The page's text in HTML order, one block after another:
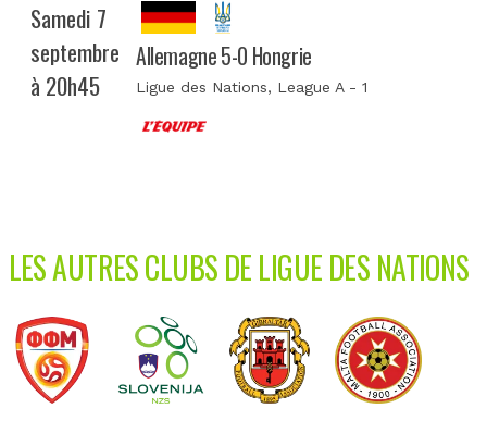
Samedi 7
septembre
à 20h45
Allemagne 5-0 Hongrie
Ligue des Nations, League A - 1
LES AUTRES CLUBS DE LIGUE DES NATIONS